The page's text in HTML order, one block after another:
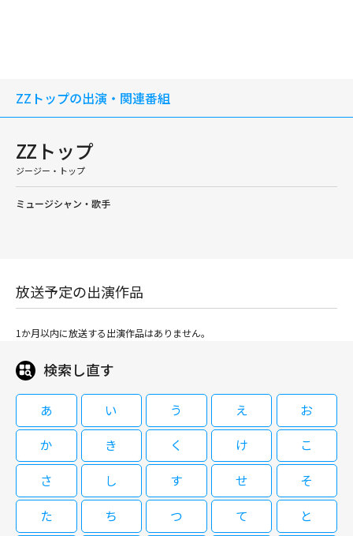
ZZトップの出演・関連番組
ZZトップ
ジージー・トップ
ミュージシャン・歌手
放送予定の出演作品
1か月以内に放送する出演作品はありません。
検索し直す
あ い う え
お
か
き く け
こ
さ
し す せ
そ
た
ち つ て
と